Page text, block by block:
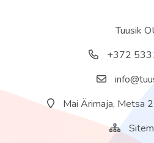
Tuusik
+372
Mai Ärimaja, Metsa